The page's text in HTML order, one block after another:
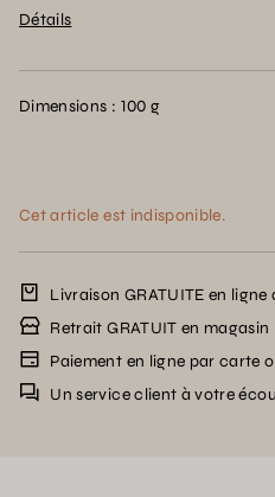
Détails
Dimensions : 100 g
Cet article est indisponible.
Livraison GRATUITE en ligne
Retrait GRATUIT en magasin
Paiement en ligne par carte
Un service client à votre